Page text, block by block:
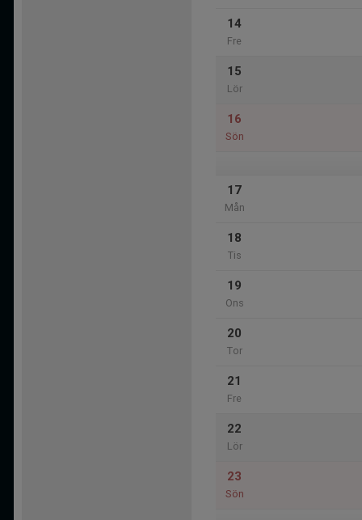
14
Fre
15
Lör
16
Sön
17
Mån
18
Tis
19
Ons
20
Tor
21
Fre
22
Lör
23
Sön